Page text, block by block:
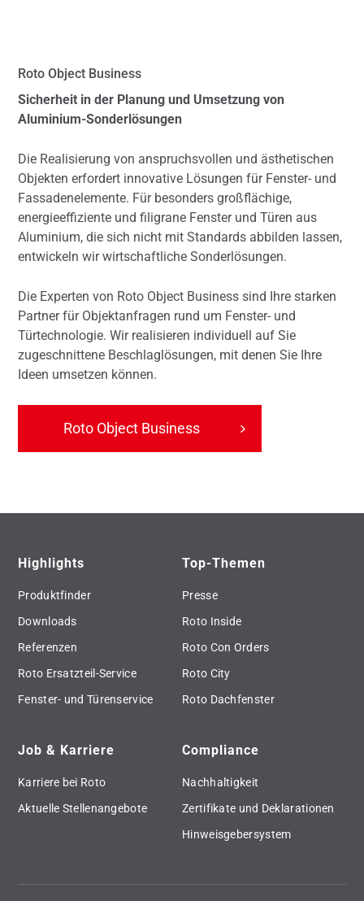
Roto Object Business
Sicherheit in der Planung und Umsetzung von
Aluminium-Sonderlösungen
Die Realisierung von anspruchsvollen und ästhetischen
Objekten erfordert innovative Lösungen für Fenster- und
Fassadenelemente. Für besonders großflächige,
energieeffiziente und filigrane Fenster und Türen aus
Aluminium, die sich nicht mit Standards abbilden lassen,
entwickeln wir wirtschaftliche Sonderlösungen.
Die Experten von Roto Object Business sind Ihre starken
Partner für Objektanfragen rund um Fenster- und
Türtechnologie. Wir realisieren individuell auf Sie
zugeschnittene Beschlaglösungen, mit denen Sie Ihre
Ideen umsetzen können.
Roto Object Business
Highlights
Produktfinder
Downloads
Referenzen
Roto Ersatzteil-Service
Fenster- und Türenservice
Top-Themen
Presse
Roto Inside
Roto Con Orders
Roto City
Roto Dachfenster
Job & Karriere
Karriere bei Roto
Aktuelle Stellenangebote
Compliance
Nachhaltigkeit
Zertifikate und Deklarationen
Hinweisgebersystem